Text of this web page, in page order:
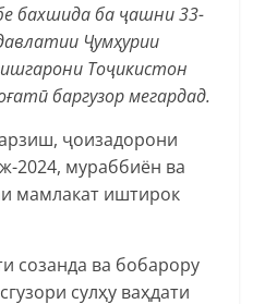
бахшида ба ҷашни 33-
Ҷумҳурии
Тоҷикистон
баргузор мегардад.
ҷоизадорони
2024, мураббиён ва
мамлакат иштирок
созанда ва бобарору
сулҳу ваҳдати